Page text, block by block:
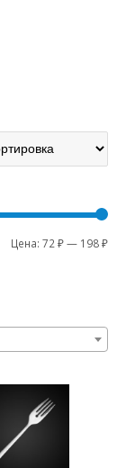
Цена: 72 ₽— 198 ₽